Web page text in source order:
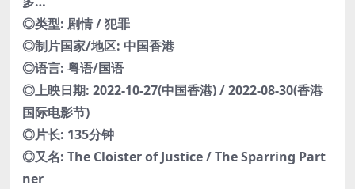
◎类型: 剧情 / 犯罪
◎制片国家/地区: 中国香港
◎语言: 粤语/国语
◎上映日期: 2022-10-27(中国香港) / 2022-08-30(香港
国际电影节)
◎片长: 135分钟
◎又名: The Cloister of Justice / The Sparring Part
ner